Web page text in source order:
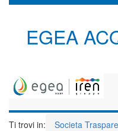
EGEA
Ti trovi in:
Societa